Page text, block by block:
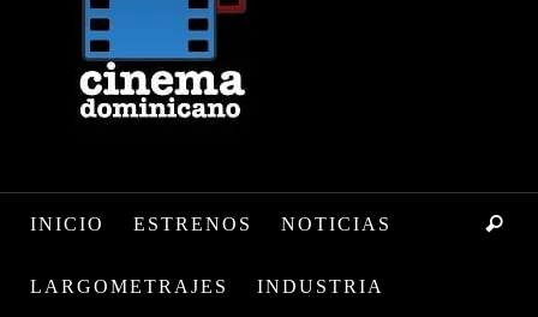
INICIO ESTRENOS NOTICIAS
LARGOMETRAJES INDUSTRIA